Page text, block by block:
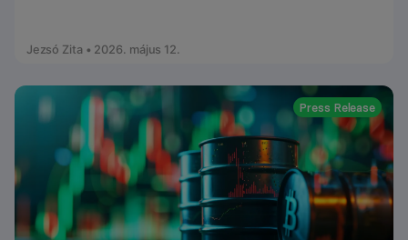
Jezsó Zita • 2026. május 12.
Press Release